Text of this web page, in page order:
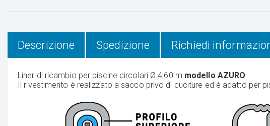
Descrizione Spedizione Richiedi
Liner di ricambio per piscine circolari Ø 4,60 m modello AZURO.
Il rivestimento è realizzato a sacco privo di cuciture ed è adatto per